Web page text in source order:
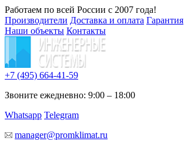
Работаем по всей России с 2007 года!
Производители Доставка и оплата Гарантия
Наши объекты Контакты
+7 (495) 664-41-59
Звоните ежедневно: 9:00 – 18:00
Whatsapp Telegram
manager@promklimat.ru